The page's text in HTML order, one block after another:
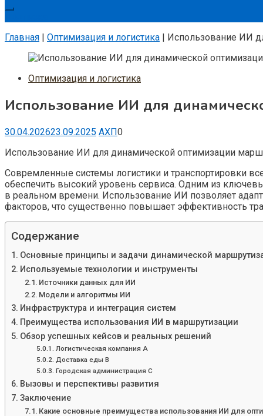
Главная | Оптимизация и логистика | Использование ИИ
Оптимизация и логистика
Использование ИИ для
30.04.202623.09.2025 АХП0
Использование ИИ для динамической оптимизации
Совремленные системы логистики и транспортировки
обеспечить высокий уровень сервиса. Одним из
в реальном времени. Использование ИИ позволяет
факторов, что существенно повышает эффективность
Содержание
Основные принципы и задачи динамической
Используемые технологии и инструменты
Источники данных для ИИ
Модели и алгоритмы ИИ
Инфраструктура и интеграция систем
Преимущества использования ИИ в маршрутизации
Обзор успешных кейсов и реальных решений
Логистическая компания A
Доставка еды B
Городская администрация C
Вызовы и перспективы развития
Заключение
Какие основные преимущества использования ИИ для